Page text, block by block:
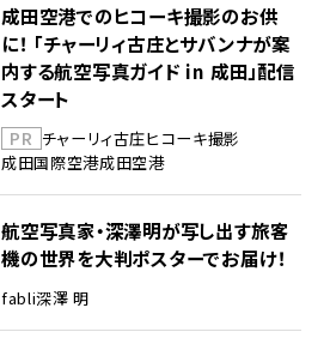
成田空港でのヒコーキ撮影のお供
に！ 「チャーリィ古庄とサバンナが案
内する航空写真ガイド in 成田」配信
スタート
PR チャーリィ古庄ヒコーキ撮影
成田国際空港成田空港
航空写真家・深澤明が写し出す旅客
機の世界を大判ポスターでお届け！
fabli深澤 明